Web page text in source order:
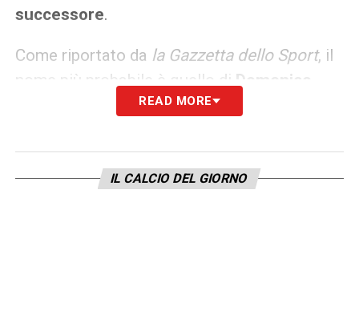
successore.
Come riportato da la Gazzetta dello Sport, il
nome più probabile è quello di Domenico
. Classe 1985 di Rossano ha avuto
che tecnico: ha allenato tra le altre
Stoccarda, Shalke 04 e Lipsiae ora il CT del
READ MORE
IL CALCIO DEL GIORNO